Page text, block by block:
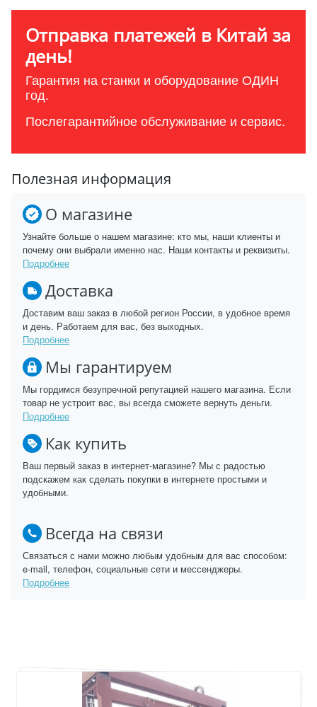
Отправка платежей в Китай за
день!
Гарантия на станки и оборудование ОДИН
год.
Послегарантийное обслуживание и сервис.
Полезная информация
О магазине
Узнайте больше о нашем магазине: кто мы, наши клиенты и
почему они выбрали именно нас. Наши контакты и реквизиты.
Подробнее
Доставка
Доставим ваш заказ в любой регион России, в удобное время
и день. Работаем для вас, без выходных.
Подробнее
Мы гарантируем
Мы гордимся безупречной репутацией нашего магазина. Если
товар не устроит вас, вы всегда сможете вернуть деньги.
Подробнее
Как купить
Ваш первый заказ в интернет-магазине? Мы с радостью
подскажем как сделать покупки в интернете простыми и
удобными.
Всегда на связи
Связаться с нами можно любым удобным для вас способом:
e-mail, телефон, социальные сети и мессенджеры.
Подробнее